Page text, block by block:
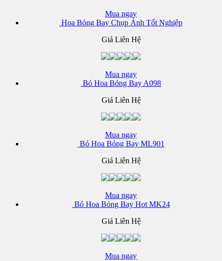
Mua ngay
Hoa Bóng Bay Chụp Ảnh Tốt Nghiệp
Giá Liên Hệ
Mua ngay
Bó Hoa Bóng Bay A098
Giá Liên Hệ
Mua ngay
Bó Hoa Bóng Bay ML901
Giá Liên Hệ
Mua ngay
Bó Hoa Bóng Bay Hot MK24
Giá Liên Hệ
Mua ngay